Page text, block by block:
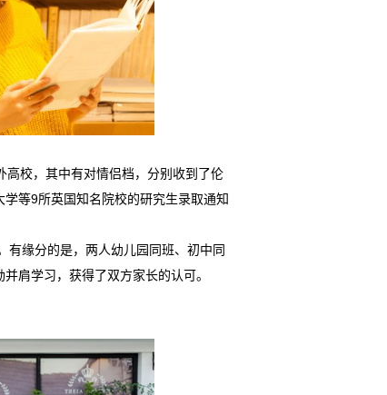
校，其中有对情侣档，分别收到了伦
等9所英国知名院校的研究生录取通知
有缘分的是，两人幼儿园同班、初中同
肩学习，获得了双方家长的认可。